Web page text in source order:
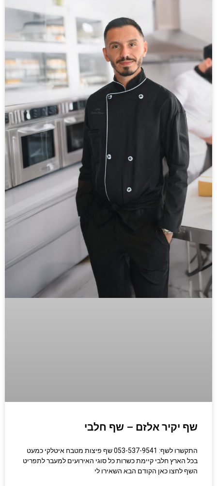
שף יקיר אלזם – שף חלבי
התקשרו לשף: 053-537-9541 שף פיצות מטבח איטלקי כמעט
בכל הארץ חלבי קיימת כשרות כל סוגי האירועים למעבר לתפריט
השף לחצו כאן הקודם הבא השאירו לי